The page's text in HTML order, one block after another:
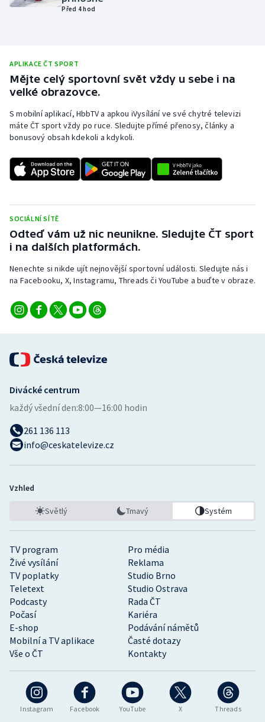
Ragby
Rychlobruslení
Rychlostní kanoistika
Short track
Sportovní střelba
Triatlon
Vodní slalom
Volejbal
Před 4 hod
APLIKACE ČT SPORT
Mějte celý sportovní svět vždy u sebe i na
velké obrazovce.
S mobilní aplikací, HbbTV a apkou iVysílání ve své chytré televizi
máte ČT sport vždy po ruce. Sledujte přímé přenosy, články a
bonusový obsah kdekoli a kdykoli.
SOCIÁLNÍ SÍTĚ
Odteď vám už nic neunikne. Sledujte ČT sport
i na dalších platformách.
Nenechte si nikde ujít nejnovější sportovní události. Sledujte nás i
na Facebooku, X, Instagramu, Threads či YouTube a buďte v obraze.
Instagram Facebook YouTube X Threads
TV program
Pro média
Živé vysílání
Reklama
TV poplatky
Studio Brno
Teletext
Studio Ostrava
Podcasty
Rada ČT
Počasí
Kariéra
E-shop
Podávání námětů
Mobilní a TV aplikace
Časté dotazy
Vše o ČT
Kontakty
Divácké centrum
každý všední den:8:00—16:00 hodin
261 136 113
info@ceskatelevize.cz
Vzhled
Světlý Tmavý Systém